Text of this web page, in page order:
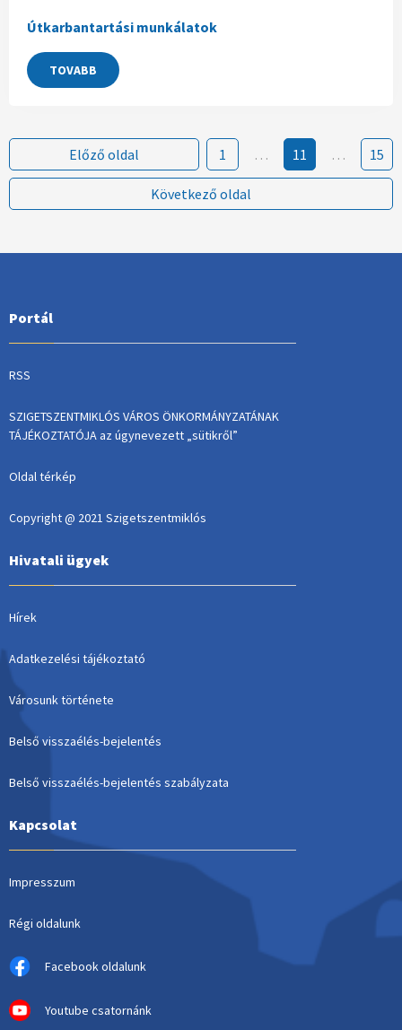
Útkarbantartási munkálatok
TOVABB
Előző oldal 1 … 11 … 15
Következő oldal
Portál
RSS
SZIGETSZENTMIKLÓS VÁROS ÖNKORMÁNYZATÁNAK
TÁJÉKOZTATÓJA az úgynevezett „sütikről”
Oldal térkép
Copyright @ 2021 Szigetszentmiklós
Hivatali ügyek
Hírek
Adatkezelési tájékoztató
Városunk története
Belső visszaélés-bejelentés
Belső visszaélés-bejelentés szabályzata
Kapcsolat
Impresszum
Régi oldalunk
Facebook oldalunk
Youtube csatornánk